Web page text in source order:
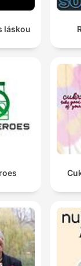
láskou